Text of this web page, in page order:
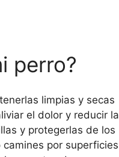
perro?
limpias y secas
el dolor y reducir la
y protegerlas de los
por superficies